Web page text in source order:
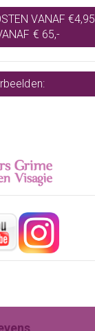
VANAF €4,95
€ 65,-